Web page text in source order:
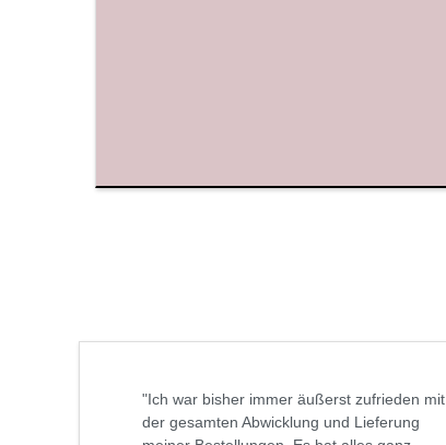
"Ich war bisher immer äußerst zufrieden mit
der gesamten Abwicklung und Lieferung